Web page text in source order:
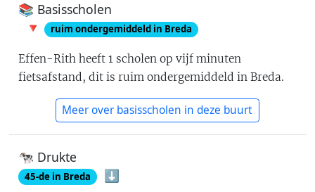
📚 Basisscholen
🔻
ruim ondergemiddeld in Breda
Effen-Rith heeft1 scholen op vijf minuten
fietsafstand, dit isruim ondergemiddeld in Breda.
Meer over basisscholen in deze buurt
🐄 Drukte
45-de in Breda ⬇️